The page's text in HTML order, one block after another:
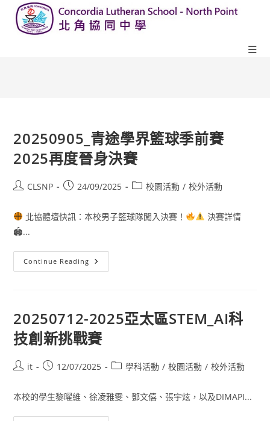
20250905_青途學界籃球季前賽
2025再度晉身決賽
CLSNP 24/09/2025 校園活動 / 校外活動
北協體壇快訊：本校男子籃球隊闖入決賽！
決賽詳情
🏟...
Continue Reading
20250712-2025亞太區STEM_AI科
技創新挑戰賽
it 12/07/2025 學科活動 / 校園活動 / 校外活動
本校的學生黎曜維、徐凌雅雯、鄧文僖、張宇炫，以及DIMAPI...